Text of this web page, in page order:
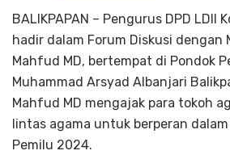
BALIKPAPAN – Pengurus DPD LDII
hadir dalam Forum Diskusi dengan
Mahfud MD, bertempat di Pondok
Muhammad Arsyad Albanjari
Mahfud MD mengajak para tokoh
lintas agama untuk berperan
Pemilu 2024.